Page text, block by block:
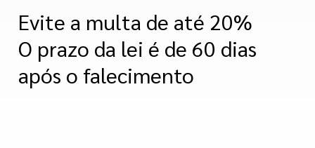
Evite a multa de até 20%
O prazo da lei é de 60 dias
após o falecimento